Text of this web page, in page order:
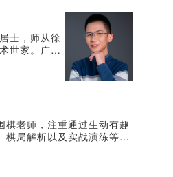
士，师从徐
世家。广州
師，龙现代
、四、五、
教师、白名
棋老师，注重通过生动有趣
棋局解析以及实战演练等方
，激发学生对围棋的好奇心
学生在轻松愉快的氛围中体